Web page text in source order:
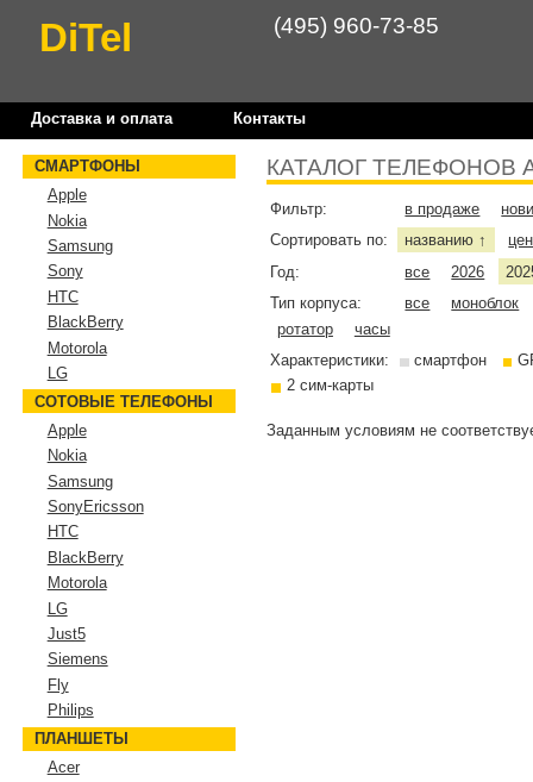
DiTel (495) 960-73-85
Доставка и оплата Контакты
КАТАЛОГ ТЕЛЕФОНОВ
Фильтр: в продаже
Сортировать по:
названию ↑
Год:
все 2026
Тип корпуса:
все
моноблок
ротатор
часы
Характеристики:
смартфон
2 сим-карты
Заданным условиям не
СМАРТФОНЫ
Apple
Nokia
Samsung
Sony
HTC
BlackBerry
Motorola
LG
СОТОВЫЕ ТЕЛЕФОНЫ
Apple
Nokia
Samsung
SonyEricsson
HTC
BlackBerry
Motorola
LG
Just5
Siemens
Fly
Philips
ПЛАНШЕТЫ
Acer